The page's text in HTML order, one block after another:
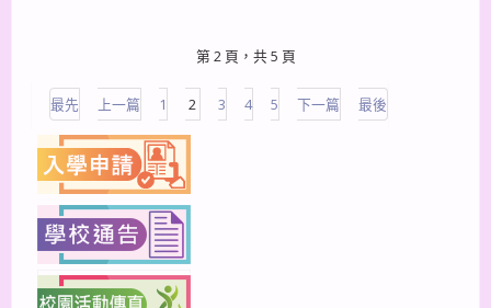
第 2 頁，共 5 頁
最先 上一篇 1 2 3 4 5 下一篇 最後